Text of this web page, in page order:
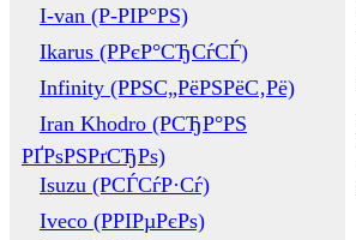
I-van (Р-РІР°РЅ)
Ikarus (РРєР°СЂСѓСЃ)
Infinity (РРЅС„РёРЅРёС‚Рё)
Iran Khodro (РСЂР°РЅ
РҐРѕРЅРґСЂРѕ)
Isuzu (РСЃСѓР·Сѓ)
Iveco (РРІРµРєРѕ)